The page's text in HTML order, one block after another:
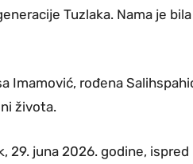
Tuzlaka. Nama je
Imamović, rođena
života.
29. juna 2026. godine,